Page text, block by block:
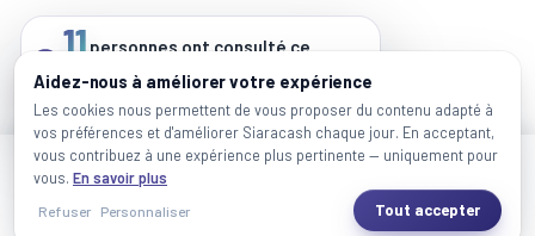
Voitures par ville
Casablanca | | Mohammadia |Salé | |
Marques populaires
Mercedes| |Volkswagen | Renault Toyota Peugeot
2026 SiaraCash - Tous les droits sont réservés
Aidez-nous à améliorer votre expérience
Les cookies nous permettent de vous proposer du contenu adapté à
vos préférences et d'améliorer Siaracash chaque jour. En acceptant,
vous contribuez à une expérience plus pertinente — uniquement pour
vous. En savoir plus
Refuser Personnaliser Tout accepter
11personnes ont consulté ce
au cours des dernières 24 heures